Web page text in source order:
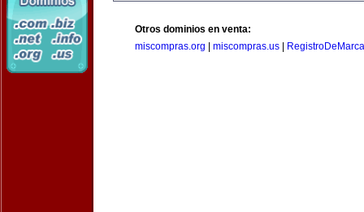
Otros dominios en venta:
miscompras.org
miscompras.us